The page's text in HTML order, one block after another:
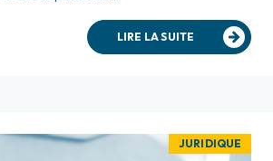
LIRE LA SUITE
JURIDIQUE